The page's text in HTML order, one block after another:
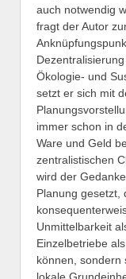
auch notwendig
fragt der Autor
Ökologie- und
setzt er sich mit
immer schon in
Ware und Geld
zentralistischen
wird der
Planung gesetzt,
Unmittelbarkeit
Einzelbetriebe
können, sondern